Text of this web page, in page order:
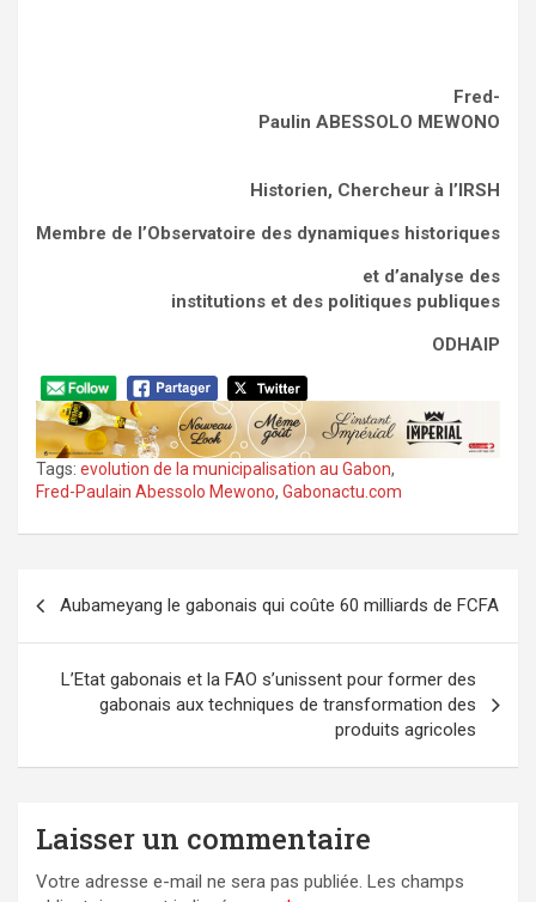
Fred-
Paulin ABESSOLO MEWONO
Historien, Chercheur à l’IRSH
Membre de l’Observatoire des dynamiques historiques
et d’analyse des
institutions et des politiques publiques
ODHAIP
Tags: evolution de la municipalisation au Gabon,
Fred-Paulain Abessolo Mewono, Gabonactu.com
de
l’article
Aubameyang le gabonais qui coûte 60 milliards de FCFA
L’Etat gabonais et la FAO s’unissent pour former des
gabonais aux techniques de transformation des
produits agricoles
Laisser un commentaire
Votre adresse e-mail ne sera pas publiée. Les champs